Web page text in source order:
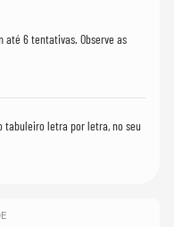
até 6 tentativas. Observe as
tabuleiro letra por letra, no seu